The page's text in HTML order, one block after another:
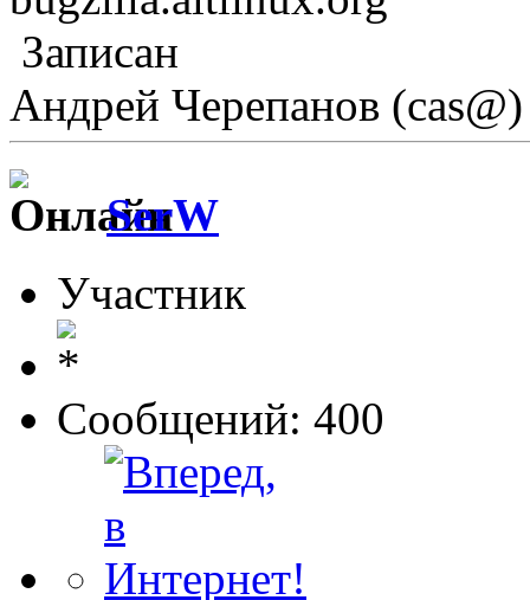
Записан
Андрей Черепанов (cas@)
SerW
Участник
Сообщений: 400